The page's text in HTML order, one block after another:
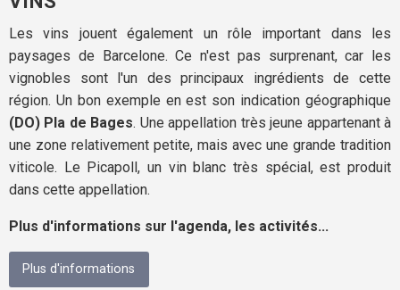
Les vins jouent également un rôle important dans les
paysages de Barcelone. Ce n'est pas surprenant, car les
vignobles sont l'un des principaux ingrédients de cette
région. Un bon exemple en est son indication géographique
(DO) Pla de Bages. Une appellation très jeune appartenant à
une zone relativement petite, mais avec une grande tradition
viticole. Le Picapoll, un vin blanc très spécial, est produit
dans cette appellation.
Plus d'informations sur l'agenda, les activités...
Plus d'informations